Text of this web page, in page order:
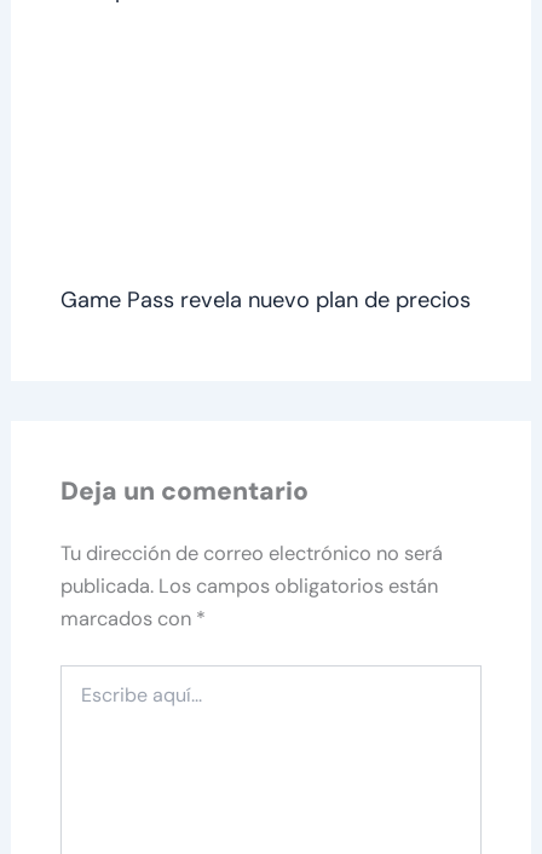
Game Pass revela nuevo plan de precios
Deja un comentario
Tu dirección de correo electrónico no será
publicada. Los campos obligatorios están
marcados con *
aquí...